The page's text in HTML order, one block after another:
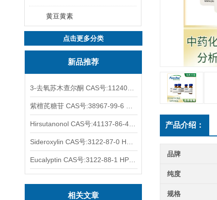
黄豆黄素
点击更多分类
新品推荐
相关文章
产品介绍：
品牌
纯度
规格